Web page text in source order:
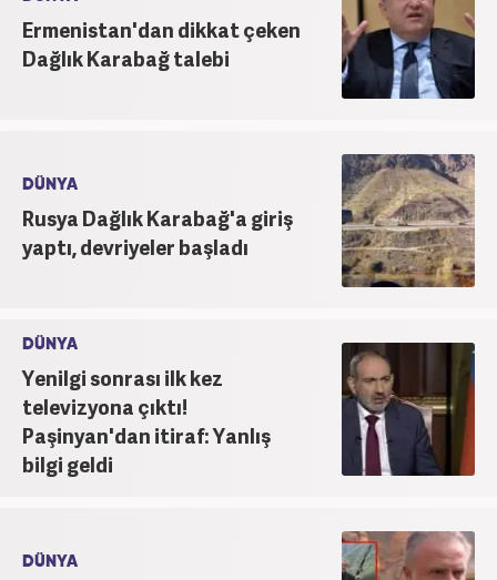
Ermenistan'dan dikkat çeken
Dağlık Karabağ talebi
DÜNYA
Rusya Dağlık Karabağ'a giriş
yaptı, devriyeler başladı
DÜNYA
Yenilgi sonrası ilk kez
televizyona çıktı!
Paşinyan'dan itiraf: Yanlış
bilgi geldi
DÜNYA